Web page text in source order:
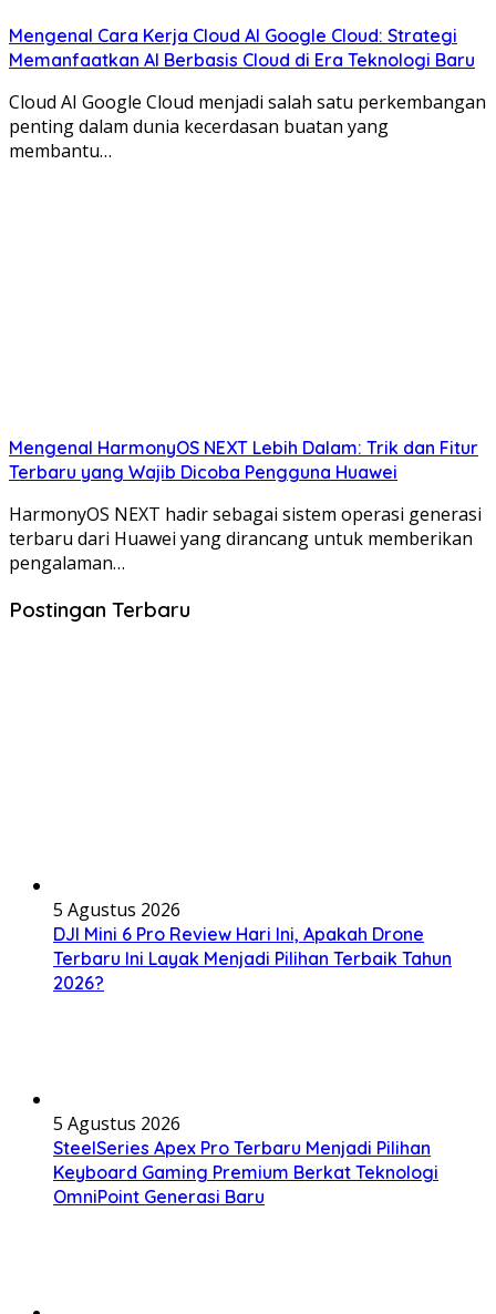
Mengenal Cara Kerja Cloud AI Google Cloud: Strategi
Memanfaatkan AI Berbasis Cloud di Era Teknologi Baru
Cloud AI Google Cloud menjadi salah satu perkembangan
penting dalam dunia kecerdasan buatan yang
membantu…
Mengenal HarmonyOS NEXT Lebih Dalam: Trik dan Fitur
Terbaru yang Wajib Dicoba Pengguna Huawei
HarmonyOS NEXT hadir sebagai sistem operasi generasi
terbaru dari Huawei yang dirancang untuk memberikan
pengalaman…
Postingan Terbaru
5 Agustus 2026
DJI Mini 6 Pro Review Hari Ini, Apakah Drone
Terbaru Ini Layak Menjadi Pilihan Terbaik Tahun
2026?
5 Agustus 2026
SteelSeries Apex Pro Terbaru Menjadi Pilihan
Keyboard Gaming Premium Berkat Teknologi
OmniPoint Generasi Baru